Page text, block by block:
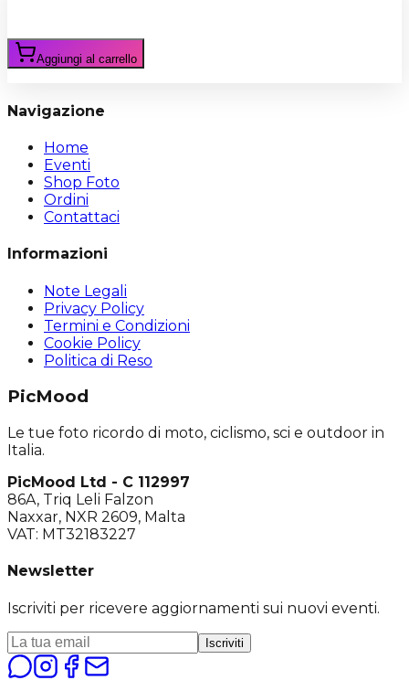
Aggiungi al carrello
Navigazione
Home
Eventi
Shop Foto
Ordini
Contattaci
Informazioni
Note Legali
Privacy Policy
Termini e Condizioni
Cookie Policy
Politica di Reso
PicMood
Le tue foto ricordo di moto, ciclismo, sci e outdoor in
Italia.
PicMood Ltd - C 112997
86A, Triq Leli Falzon
Naxxar, NXR 2609, Malta
VAT: MT32183227
Newsletter
Iscriviti per ricevere aggiornamenti sui nuovi eventi.
Iscriviti